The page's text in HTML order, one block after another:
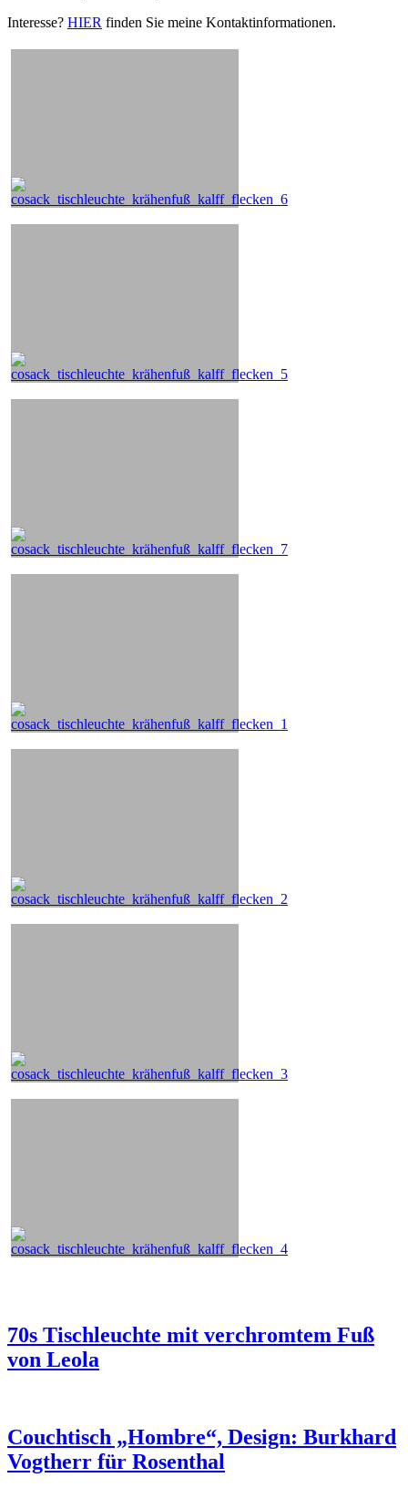
Interesse? HIER finden Sie meine Kontaktinformationen.
70s Tischleuchte mit verchromtem Fuß
von Leola
Couchtisch „Hombre“, Design: Burkhard
Vogtherr für Rosenthal